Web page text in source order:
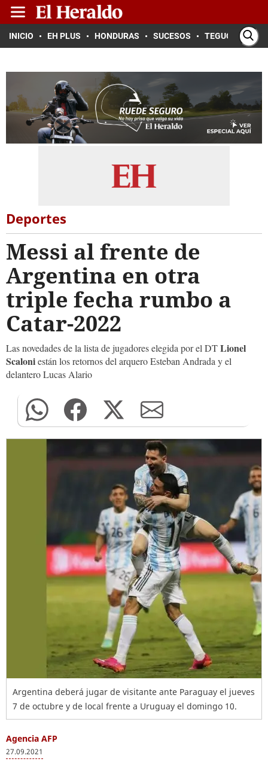
INICIO EH PLUS HONDURAS SUCESOS TEGUCIGALPA
Deportes
Messi al frente de
Argentina en otra
triple fecha rumbo a
Catar-2022
Las novedades de la lista de jugadores elegida por el DTLionel
Scaloniestán los retornos del arquero Esteban Andrada y el
delantero Lucas Alario
Argentina deberá jugar de visitante ante Paraguay el jueves
7 de octubre y de local frente a Uruguay el domingo 10.
Agencia AFP
27.09.2021